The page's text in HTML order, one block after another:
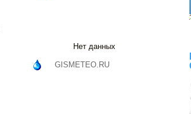
Нет данных
GISMETEO.RU